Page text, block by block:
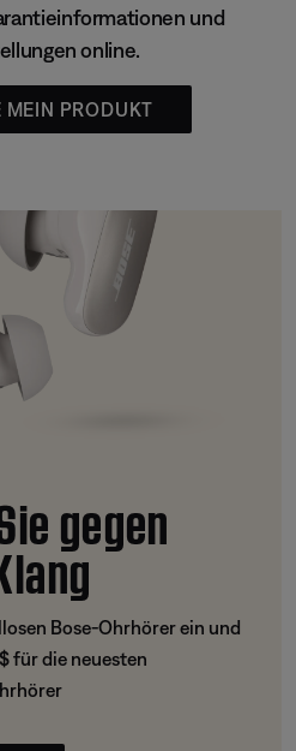
und
online.
MEIN PRODUKT
gegen
Bose-Ohrhörer ein und
für die neuesten